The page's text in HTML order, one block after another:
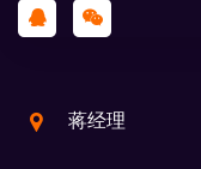
蒋经理